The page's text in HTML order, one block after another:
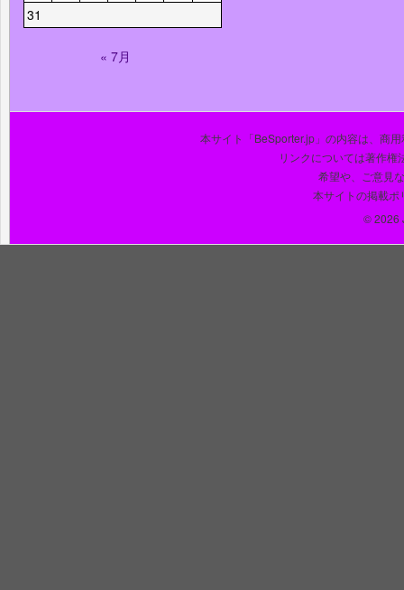
31
« 7月
本サイト「BeSporter.jp」の内容は、商
リンクについては著作権
希望や、ご意見
本サイトの掲載ポ
© 2026